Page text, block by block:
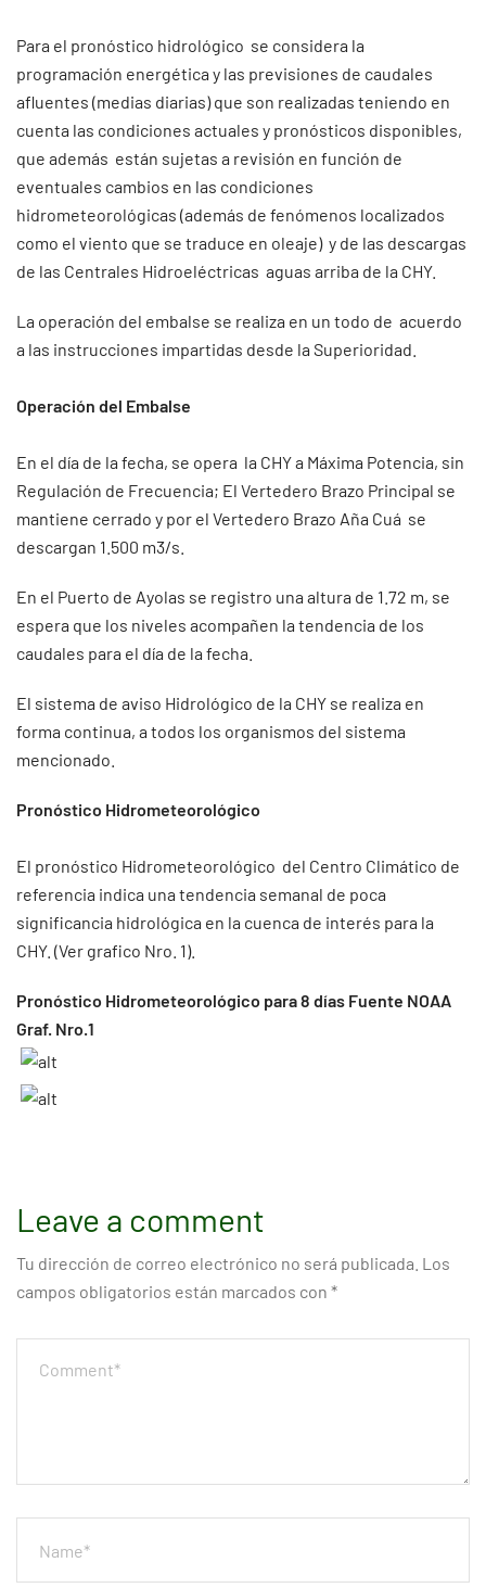
Para el pronóstico hidrológico se considera la
programación energética y las previsiones de caudales
afluentes (medias diarias) que son realizadas teniendo en
cuenta las condiciones actuales y pronósticos disponibles,
que además están sujetas a revisión en función de
eventuales cambios en las condiciones
hidrometeorológicas (además de fenómenos localizados
como el viento que se traduce en oleaje) y de las descargas
de las Centrales Hidroeléctricas aguas arriba de la CHY.
La operación del embalse se realiza en un todo de acuerdo
a las instrucciones impartidas desde la Superioridad.
Operación del Embalse
En el día de la fecha, se opera la CHY a Máxima Potencia, sin
Regulación de Frecuencia; El Vertedero Brazo Principal se
mantiene cerrado y por el Vertedero Brazo Aña Cuá se
descargan 1.500 m3/s.
En el Puerto de Ayolas se registro una altura de 1.72 m, se
espera que los niveles acompañen la tendencia de los
caudales para el día de la fecha.
El sistema de aviso Hidrológico de la CHY se realiza en
forma continua, a todos los organismos del sistema
mencionado.
Pronóstico Hidrometeorológico
El pronóstico Hidrometeorológico del Centro Climático de
referencia indica una tendencia semanal de poca
significancia hidrológica en la cuenca de interés para la
CHY. (Ver grafico Nro. 1).
Pronóstico Hidrometeorológico para 8 días Fuente NOAA
Graf. Nro.1
Leave a comment
Tu dirección de correo electrónico no será publicada. Los
campos obligatorios están marcados con *